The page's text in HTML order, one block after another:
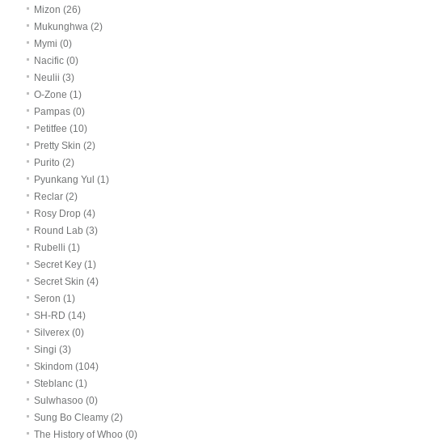
Mizon (26)
Mukunghwa (2)
Mymi (0)
Nacific (0)
Neulii (3)
O-Zone (1)
Pampas (0)
Petitfee (10)
Pretty Skin (2)
Purito (2)
Pyunkang Yul (1)
Reclar (2)
Rosy Drop (4)
Round Lab (3)
Rubelli (1)
Secret Key (1)
Secret Skin (4)
Seron (1)
SH-RD (14)
Silverex (0)
Singi (3)
Skindom (104)
Steblanc (1)
Sulwhasoo (0)
Sung Bo Cleamy (2)
The History of Whoo (0)